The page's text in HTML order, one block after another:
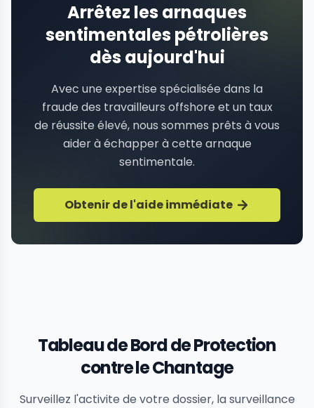
Arrêtez les arnaques
sentimentales pétrolières
dès aujourd'hui
Avec une expertise spécialisée dans la
fraude des travailleurs offshore et un taux
de réussite élevé, nous sommes prêts à vous
aider à échapper à cette arnaque
sentimentale.
Obtenir de l'aide immédiate
Tableau de Bord de Protection
contre le Chantage
Surveillez l'activite de votre dossier, la surveillance